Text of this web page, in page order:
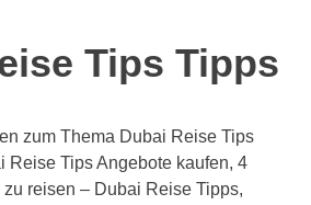
Tips Tipps
zum Thema Dubai Reise Tips
Reise Tips Angebote kaufen, 4
reisen – Dubai Reise Tipps,